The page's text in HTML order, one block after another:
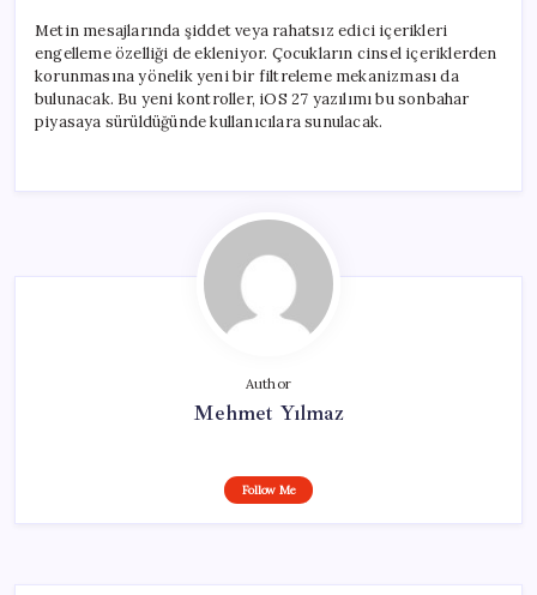
Metin mesajlarında şiddet veya rahatsız edici içerikleri
engelleme özelliği de ekleniyor. Çocukların cinsel içeriklerden
korunmasına yönelik yeni bir filtreleme mekanizması da
bulunacak. Bu yeni kontroller, iOS 27 yazılımı bu sonbahar
piyasaya sürüldüğünde kullanıcılara sunulacak.
Author
Mehmet Yılmaz
Follow Me